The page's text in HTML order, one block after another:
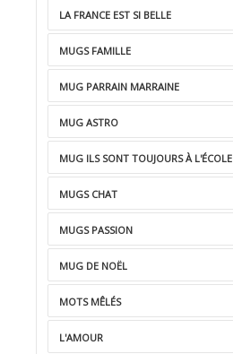
LA FRANCE EST SI BELLE
MUGS FAMILLE
MUG PARRAIN MARRAINE
MUG ASTRO
MUG ILS SONT TOUJOURS À L'ÉCOLE
MUGS CHAT
MUGS PASSION
MUG DE NOËL
MOTS MÊLÉS
L'AMOUR